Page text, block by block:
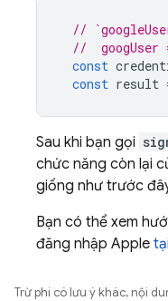
//
//  googUser
const
const result
Sau khi bạn gọi
chức năng còn lại
giống như trước
Bạn có thể xem
đăng nhập Apple
Trừ phi có lưu ý khác, nội